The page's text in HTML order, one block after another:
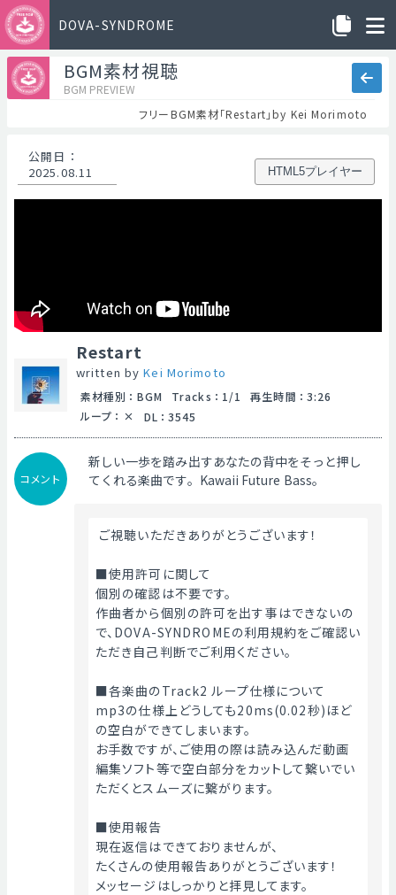
DOVA-SYNDROME
BGM素材視聴
BGM PREVIEW
フリーBGM素材「Restart」by Kei Morimoto
公開日 ：
2025.08.11
HTML5プレイヤー
Restart
written byKei Morimoto
素材種別 ： BGM Tracks ： 1/1 再生時間 ： 3:26
ループ ： DL ： 3545
コメント
新しい一歩を踏み出すあなたの背中をそっと押し
てくれる楽曲です。Kawaii Future Bass。
ご視聴いただきありがとうございます！
■使用許可に関して
個別の確認は不要です。
作曲者から個別の許可を出す事はできないの
で、DOVA-SYNDROMEの利用規約をご確認い
ただき自己判断でご利用ください。
■各楽曲のTrack2 ループ仕様について
mp3の仕様上どうしても20ms(0.02秒)ほど
の空白ができてしまいます。
お手数ですが、ご使用の際は読み込んだ動画
編集ソフト等で空白部分をカットして繋いでい
ただくとスムーズに繋がります。
■使用報告
現在返信はできておりませんが、
たくさんの使用報告ありがとうございます！
メッセージはしっかりと拝見してます。